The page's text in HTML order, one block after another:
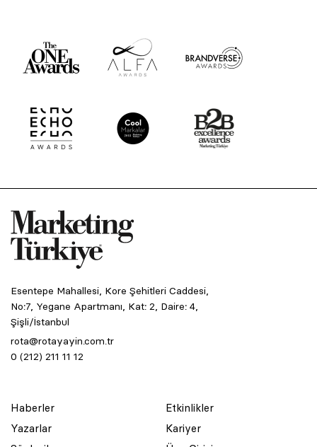
Esentepe Mahallesi, Kore Şehitleri Caddesi,
No:7, Yegane Apartmanı, Kat: 2, Daire: 4,
Şişli/İstanbul
rota@rotayayin.com.tr
0 (212) 211 11 12
Haberler
Yazarlar
Etkinlikler
Kariyer